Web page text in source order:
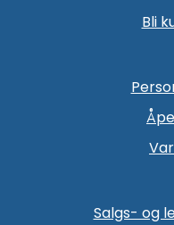
Bli
Salgs- og